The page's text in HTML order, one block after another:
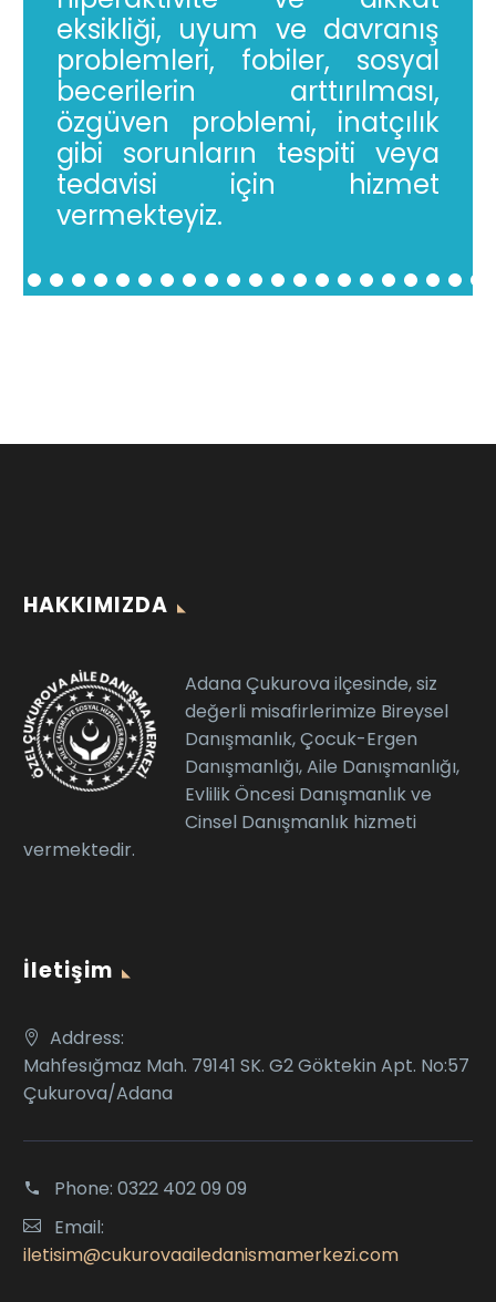
eksikliği, uyum ve davranış
problemleri, fobiler, sosyal
becerilerin arttırılması,
özgüven problemi, inatçılık
gibi sorunların tespiti veya
tedavisi için hizmet
vermekteyiz.
HAKKIMIZDA
Adana Çukurova ilçesinde, siz
değerli misafirlerimize Bireysel
Danışmanlık, Çocuk-Ergen
Danışmanlığı, Aile Danışmanlığı,
Evlilik Öncesi Danışmanlık ve
Cinsel Danışmanlık hizmeti
vermektedir.
İletişim
Address:
Mahfesığmaz Mah. 79141 SK. G2 Göktekin Apt. No:57
Çukurova/Adana
Phone: 0322 402 09 09
Email:
iletisim@cukurovaailedanismamerkezi.com